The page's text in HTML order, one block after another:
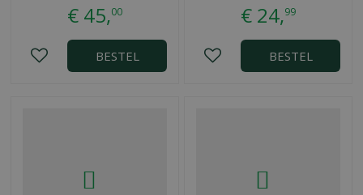
€ 45,00
BESTEL
€ 24,99
BESTEL